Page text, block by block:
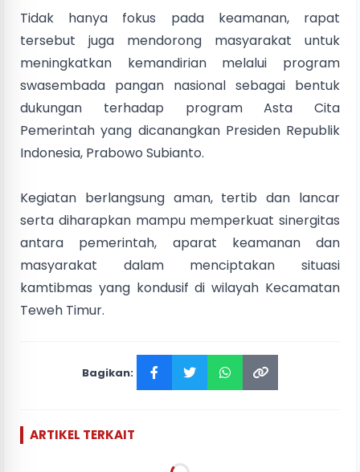
Tidak hanya fokus pada keamanan, rapat
tersebut juga mendorong masyarakat untuk
meningkatkan kemandirian melalui program
swasembada pangan nasional sebagai bentuk
dukungan terhadap program Asta Cita
Pemerintah yang dicanangkan Presiden Republik
Indonesia, Prabowo Subianto.
Kegiatan berlangsung aman, tertib dan lancar
serta diharapkan mampu memperkuat sinergitas
antara pemerintah, aparat keamanan dan
masyarakat dalam menciptakan situasi
kamtibmas yang kondusif di wilayah Kecamatan
Teweh Timur.
Bagikan:
ARTIKEL TERKAIT